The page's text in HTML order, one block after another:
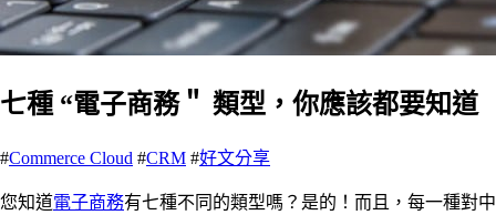
七種 “電子商務＂ 類型，你應該都要知道
#Commerce Cloud #CRM #好文分享
您知道電子商務有七種不同的類型嗎？是的！而且，每一種對中